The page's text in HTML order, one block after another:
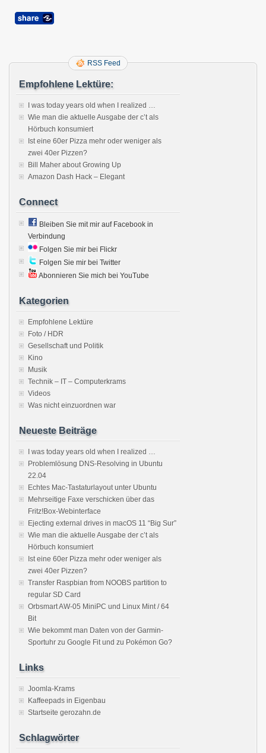
RSS Feed
Empfohlene Lektüre:
I was today years old when I realized …
Wie man die aktuelle Ausgabe der c’t als
Hörbuch konsumiert
Ist eine 60er Pizza mehr oder weniger als
zwei 40er Pizzen?
Bill Maher about Growing Up
Amazon Dash Hack – Elegant
Connect
Bleiben Sie mit mir auf Facebook in
Verbindung
Folgen Sie mir bei Flickr
Folgen Sie mir bei Twitter
Abonnieren Sie mich bei YouTube
Kategorien
Empfohlene Lektüre
Foto / HDR
Gesellschaft und Politik
Kino
Musik
Technik – IT – Computerkrams
Videos
Was nicht einzuordnen war
Neueste Beiträge
I was today years old when I realized …
Problemlösung DNS-Resolving in Ubuntu
22.04
Echtes Mac-Tastaturlayout unter Ubuntu
Mehrseitige Faxe verschicken über das
Fritz!Box-Webinterface
Ejecting external drives in macOS 11 “Big Sur”
Wie man die aktuelle Ausgabe der c’t als
Hörbuch konsumiert
Ist eine 60er Pizza mehr oder weniger als
zwei 40er Pizzen?
Transfer Raspbian from NOOBS partition to
regular SD Card
Orbsmart AW-05 MiniPC und Linux Mint / 64
Bit
Wie bekommt man Daten von der Garmin-
Sportuhr zu Google Fit und zu Pokémon Go?
Links
Joomla-Krams
Kaffeepads in Eigenbau
Startseite gerozahn.de
Schlagwörter